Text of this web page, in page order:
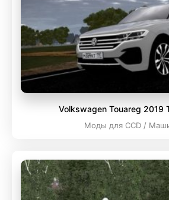
Volkswagen Touareg 2019
Моды для CCD /